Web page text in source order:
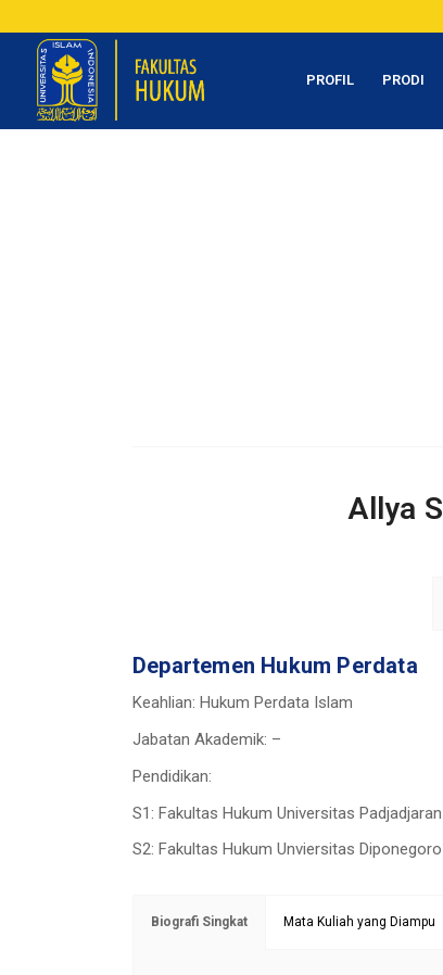
PROFIL PRODI
Allya
Departemen Hukum Perdata
Keahlian: Hukum Perdata Islam
Jabatan Akademik: –
Pendidikan:
S1: Fakultas Hukum Universitas Padjadjaran
S2: Fakultas Hukum Unviersitas Diponegoro
Biografi Singkat Mata Kuliah yang Diampu